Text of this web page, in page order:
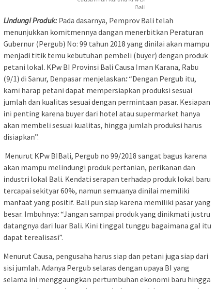
Bali
Lindungi Produk: Pada dasarnya, Pemprov Bali telah
menunjukkan komitmennya dangan menerbitkan Peraturan
Gubernur (Pergub) No: 99 tahun 2018 yang dinilai akan mampu
menjadi titik temu kebutuhan pembeli (buyer) dengan produk
petani lokal. KPw BI Provinsi Bali Causa Iman Karana, Rabu
(9/1) di Sanur, Denpasar menjelaskan:“Dengan Pergub itu,
kami harap petani dapat mempersiapkan produksi sesuai
jumlah dan kualitas sesuai dengan permintaan pasar. Kesiapan
ini penting karena buyer dari hotel atau supermarket hanya
akan membeli sesuai kualitas, hingga jumlah produksi harus
disiapkan”.
Menurut KPw BIBali, Pergub no 99/2018 sangat bagus karena
akan mampu melindungi produk pertanian, perikanan dan
industri lokal Bali. Kendati serapan terhadap produk lokal baru
tercapai sekityar 60%, namun semuanya dinilai memiliki
manfaat yang positif. Bali pun siap karena memiliki pasar yang
besar. Imbuhnya: “Jangan sampai produk yang dinikmati justru
datangnya dari luar Bali. Kini tinggal tunggu bagaimana gal itu
dapat terealisasi”.
Menurut Causa, pengusaha harus siap dan petani juga siap dari
sisi jumlah. Adanya Pergub selaras dengan upaya BI yang
selama ini menggaungkan pertumbuhan ekonomi baru hingga